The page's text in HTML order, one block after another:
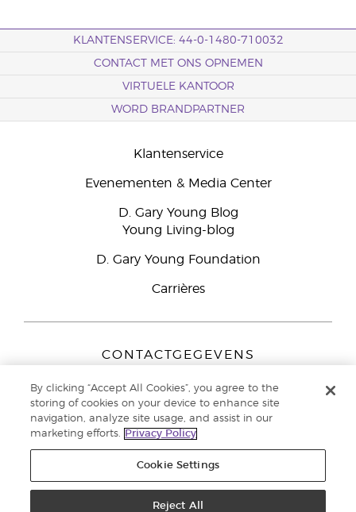
KLANTENSERVICE: 44-0-1480-710032
CONTACT MET ONS OPNEMEN
VIRTUELE KANTOOR
WORD BRANDPARTNER
Klantenservice
Evenementen & Media Center
D. Gary Young Blog
Young Living-blog
D. Gary Young Foundation
Carrières
CONTACTGEGEVENS
Peizerweg 97
9727 AJ Groningen
Nederland
Klantenservice:44-0-1480-710032
voorbehouden. | Privacybeleid
By clicking “Accept All Cookies”, you agree to the
storing of cookies on your device to enhance site
navigation, analyze site usage, and assist in our
marketing efforts.
Privacy Policy
Cookie Settings
Reject All